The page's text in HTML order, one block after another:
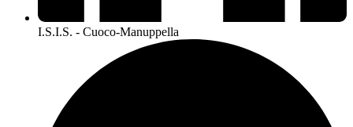
I.S.I.S. - Cuoco-Manuppella